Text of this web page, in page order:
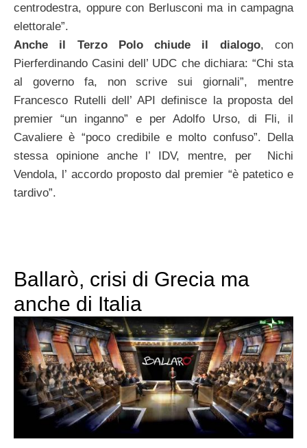
centrodestra, oppure con Berlusconi ma in campagna
elettorale”.
Anche il Terzo Polo chiude il dialogo, con
Pierferdinando Casini dell’ UDC che dichiara: “Chi sta
al governo fa, non scrive sui giornali”, mentre
Francesco Rutelli dell’ API definisce la proposta del
premier “un inganno” e per Adolfo Urso, di Fli, il
Cavaliere è “poco credibile e molto confuso”. Della
stessa opinione anche l’ IDV, mentre, per Nichi
Vendola, l’ accordo proposto dal premier “è patetico e
tardivo”.
Ballarò, crisi di Grecia ma
anche di Italia